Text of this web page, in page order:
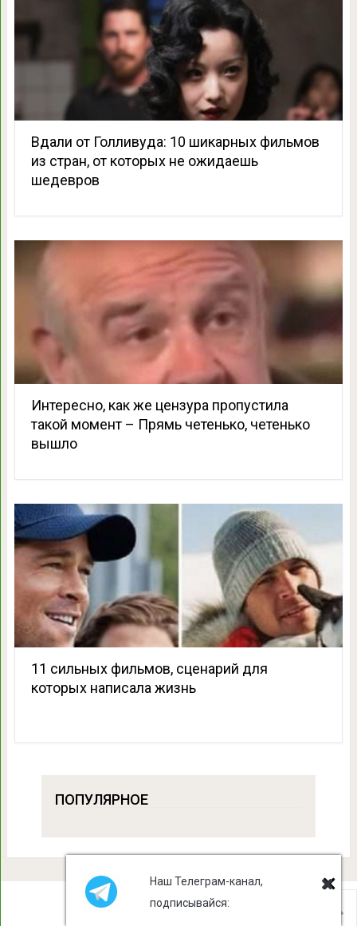
Вдали от Голливуда: 10 шикарных фильмов
из стран, от которых не ожидаешь
шедевров
Интересно, как же цензура пропустила
такой момент – Прямь четенько, четенько
вышло
11 сильных фильмов, сценарий для
которых написала жизнь
ПОПУЛЯРНОЕ
Наш Телеграм-канал,
подписывайся: